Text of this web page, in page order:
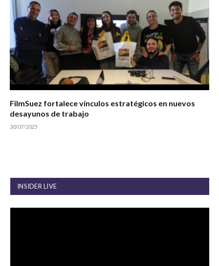
FilmSuez fortalece vínculos estratégicos en nuevos
desayunos de trabajo
30/07/2025
INSIDER LIVE